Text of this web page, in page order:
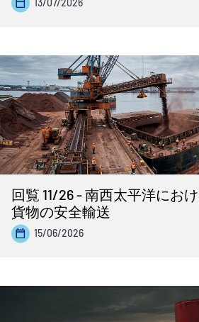
回覧 11/26 - 南西太平洋にお
貨物の安全輸送
15/06/2026